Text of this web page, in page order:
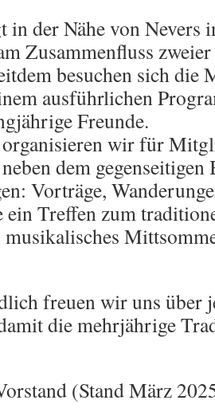
in der Nähe von Nevers
Zusammenfluss
besuchen sich
ausführlichen
Freunde.
wir für
dem gegenseitigen
Vorträge,
ein Treffen zum
musikalisches
freuen wir uns über
die mehrjährige
(Stand März